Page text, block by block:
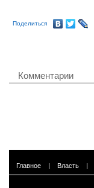
Поделиться
Комментарии
Главное | Власть |